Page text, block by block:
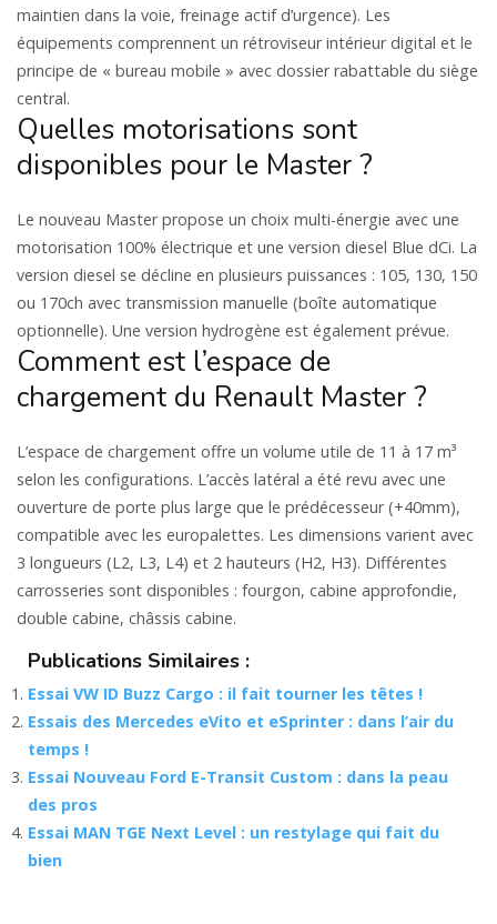
maintien dans la voie, freinage actif d’urgence). Les
équipements comprennent un rétroviseur intérieur digital et le
principe de « bureau mobile » avec dossier rabattable du siège
central.
Quelles motorisations sont
disponibles pour le Master ?
Le nouveau Master propose un choix multi-énergie avec une
motorisation 100% électrique et une version diesel Blue dCi. La
version diesel se décline en plusieurs puissances : 105, 130, 150
ou 170ch avec transmission manuelle (boîte automatique
optionnelle). Une version hydrogène est également prévue.
Comment est l’espace de
chargement du Renault Master ?
L’espace de chargement offre un volume utile de 11 à 17 m³
selon les configurations. L’accès latéral a été revu avec une
ouverture de porte plus large que le prédécesseur (+40mm),
compatible avec les europalettes. Les dimensions varient avec
3 longueurs (L2, L3, L4) et 2 hauteurs (H2, H3). Différentes
carrosseries sont disponibles : fourgon, cabine approfondie,
double cabine, châssis cabine.
Publications Similaires :
Essai VW ID Buzz Cargo : il fait tourner les têtes !
Essais des Mercedes eVito et eSprinter : dans l’air du
temps !
Essai Nouveau Ford E-Transit Custom : dans la peau
des pros
Essai MAN TGE Next Level : un restylage qui fait du
bien